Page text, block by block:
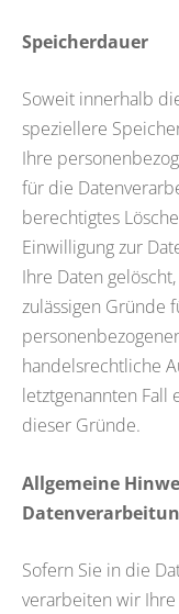
Speicherdauer
Soweit innerhalb
speziellere
Ihre
für die
berechtigtes
Einwilligung zur
Ihre Daten
zulässigen Gründe
handelsrechtliche
letztgenannten Fall
dieser Gründe.
Allgemeine
Sofern Sie in die
verarbeiten wir